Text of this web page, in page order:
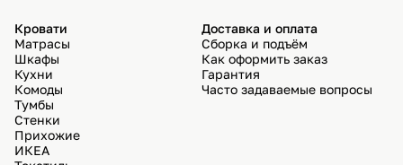
Кровати
Матрасы
Шкафы
Кухни
Комоды
Тумбы
Стенки
Прихожие
ИКЕА
Доставка и оплата
Сборка и подъём
Как оформить заказ
Гарантия
Часто задаваемые вопросы